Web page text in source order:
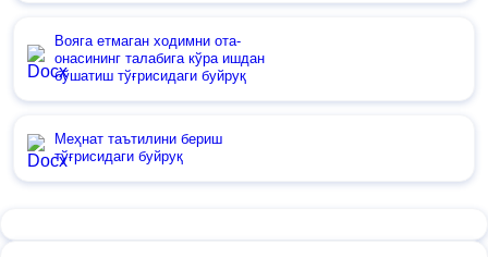
Вояга етмаган ходимни ота-
онасининг талабига кўра ишдан
бўшатиш тўғрисидаги буйруқ
Меҳнат таътилини бериш
тўғрисидаги буйруқ